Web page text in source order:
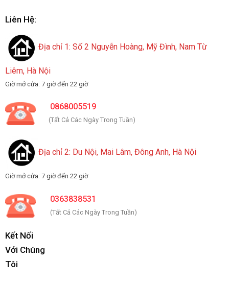
Liên Hệ:
Địa chỉ 1: Số 2 Nguyễn Hoàng, Mỹ Đình, Nam Từ
Liêm, Hà Nội
Giờ mở cửa: 7 giờ đến 22 giờ
0868005519
(Tất Cả Các Ngày Trong Tuần)
Địa chỉ 2: Du Nội, Mai Lâm, Đông Anh, Hà Nội
Giờ mở cửa: 7 giờ đến 22 giờ
0363838531
(Tất Cả Các Ngày Trong Tuần)
Kết Nối
Với Chúng
Tôi